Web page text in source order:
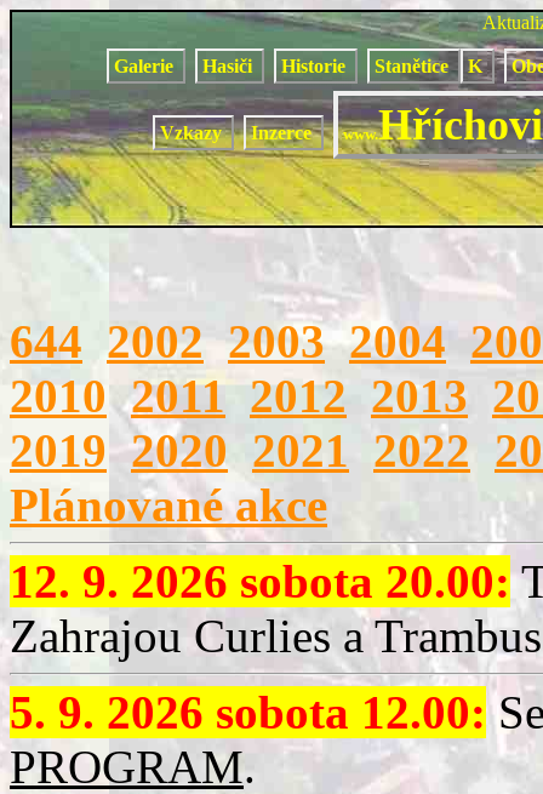
Galerie Hasiči Historie Stanětice K
Vzkazy Inzerce www.
644 2002 2003 2004
2010 2011 2012 2013
2019 2020 2021 2022
Plánované akce
12. 9. 2026 sobota 20.00:
Zahrajou Curlies a
5. 9. 2026 sobota 12.00:
PROGRAM.